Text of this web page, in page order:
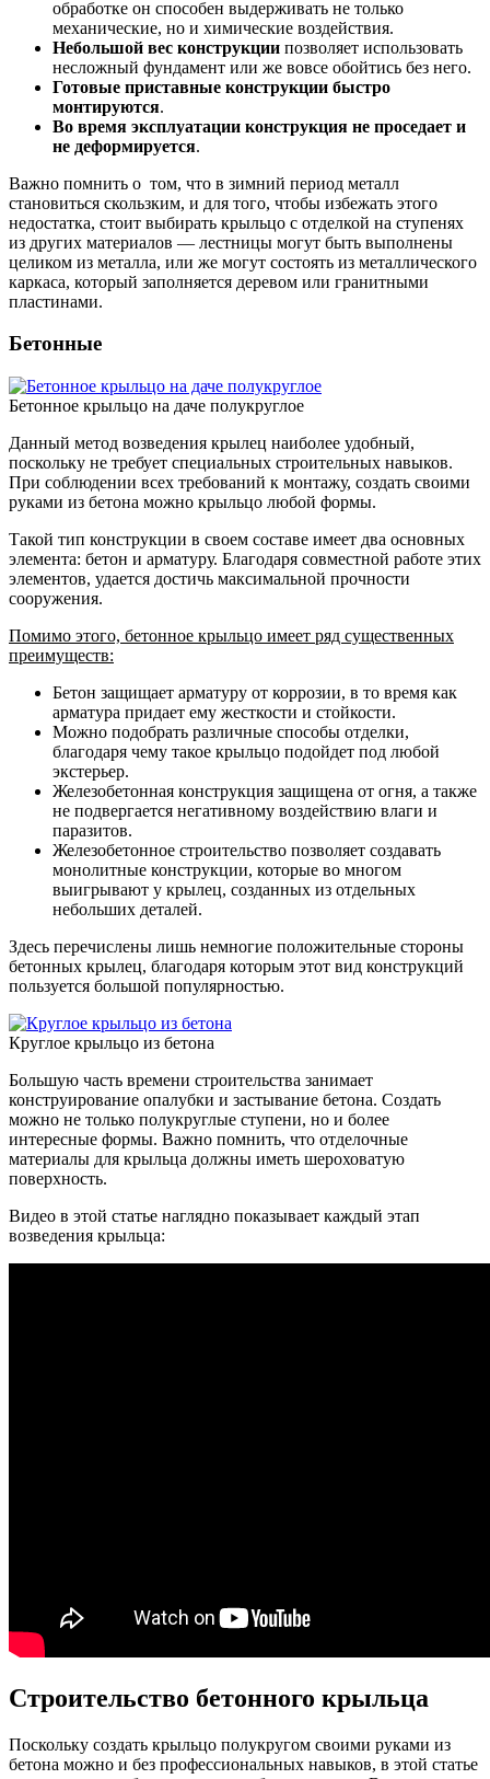
обработке он способен выдерживать не только
механические, но и химические воздействия.
Небольшой вес конструкции позволяет использовать
несложный фундамент или же вовсе обойтись без него.
Готовые приставные конструкции быстро
монтируются.
Во время эксплуатации конструкция не проседает и
не деформируется.
Важно помнить о том, что в зимний период металл
становиться скользким, и для того, чтобы избежать этого
недостатка, стоит выбирать крыльцо с отделкой на ступенях
из других материалов — лестницы могут быть выполнены
целиком из металла, или же могут состоять из металлического
каркаса, который заполняется деревом или гранитными
пластинами.
Бетонные
Бетонное крыльцо на даче полукруглое
Данный метод возведения крылец наиболее удобный,
поскольку не требует специальных строительных навыков.
При соблюдении всех требований к монтажу, создать своими
руками из бетона можно крыльцо любой формы.
Такой тип конструкции в своем составе имеет два основных
элемента: бетон и арматуру. Благодаря совместной работе этих
элементов, удается достичь максимальной прочности
сооружения.
Помимо этого, бетонное крыльцо имеет ряд существенных
преимуществ:
Бетон защищает арматуру от коррозии, в то время как
арматура придает ему жесткости и стойкости.
Можно подобрать различные способы отделки,
благодаря чему такое крыльцо подойдет под любой
экстерьер.
Железобетонная конструкция защищена от огня, а также
не подвергается негативному воздействию влаги и
паразитов.
Железобетонное строительство позволяет создавать
монолитные конструкции, которые во многом
выигрывают у крылец, созданных из отдельных
небольших деталей.
Здесь перечислены лишь немногие положительные стороны
бетонных крылец, благодаря которым этот вид конструкций
пользуется большой популярностью.
Круглое крыльцо из бетона
Большую часть времени строительства занимает
конструирование опалубки и застывание бетона. Создать
можно не только полукруглые ступени, но и более
интересные формы. Важно помнить, что отделочные
материалы для крыльца должны иметь шероховатую
поверхность.
Видео в этой статье наглядно показывает каждый этап
возведения крыльца:
Строительство бетонного крыльца
Поскольку создать крыльцо полукругом своими руками из
бетона можно и без профессиональных навыков, в этой статье